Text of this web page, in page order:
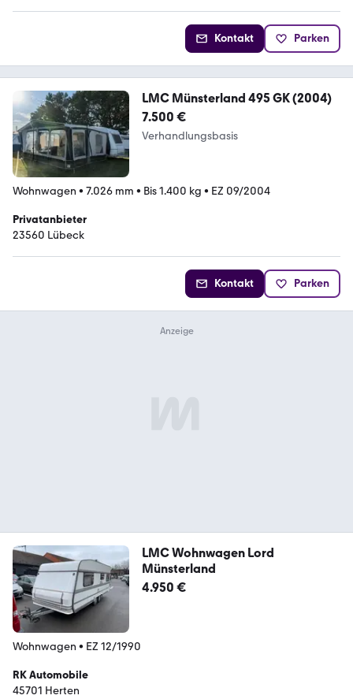
Kontakt Parken
LMC Münsterland 495 GK (2004)
7.500 €
Verhandlungsbasis
Wohnwagen • 7.026 mm • Bis 1.400 kg • EZ 09/2004
Privatanbieter
23560 Lübeck
Kontakt Parken
LMC Wohnwagen Lord
Münsterland
4.950 €
Wohnwagen • EZ 12/1990
RK Automobile
45701 Herten